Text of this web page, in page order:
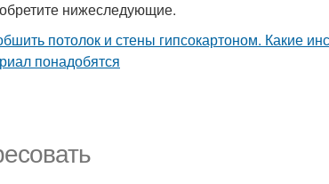
нижеследующие.